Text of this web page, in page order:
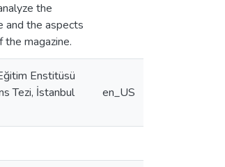
the
and the aspects
magazine.
Enstitüsü
Tezi, İstanbul
en_US